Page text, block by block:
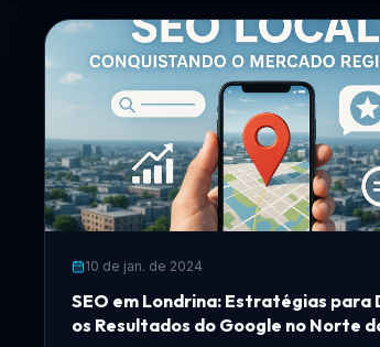
10 de jan. de 2024
SEO em Londrina: Estratégias para
os Resultados do Google no Norte